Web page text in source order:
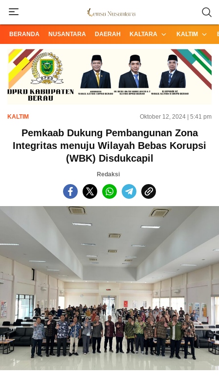
Lensa Nusantara
Informasi Terpercaya dari Nusantara
BERANDA NUSANTARA DAERAH KALTARA KALTIM
KALTIM Oktober 12, 2024 | 5:41 pm
Pemkaab Dukung Pembangunan Zona
Integritas menuju Wilayah Bebas Korupsi
(WBK) Disdukcapil
Redaksi